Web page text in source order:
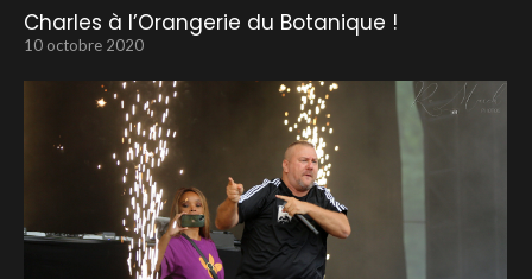
Charles à l’Orangerie du Botanique !
10 octobre 2020